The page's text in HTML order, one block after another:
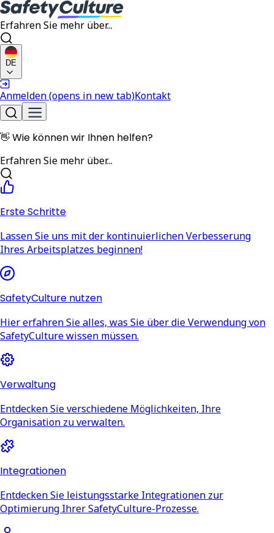
Erfahren Sie mehr über...
DE
Anmelden(opens in new tab)Kontakt
👋Wie können wir Ihnen helfen?
Erfahren Sie mehr über...
Erste Schritte
Lassen Sie uns mit der kontinuierlichen Verbesserung
Ihres Arbeitsplatzes beginnen!
SafetyCulture nutzen
Hier erfahren Sie alles, was Sie über die Verwendung von
SafetyCulture wissen müssen.
Verwaltung
Entdecken Sie verschiedene Möglichkeiten, Ihre
Organisation zu verwalten.
Integrationen
Entdecken Sie leistungsstarke Integrationen zur
Optimierung Ihrer SafetyCulture-Prozesse.